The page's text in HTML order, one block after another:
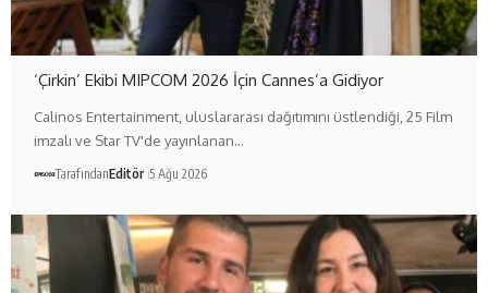
‘Çirkin’ Ekibi MIPCOM 2026 İçin Cannes’a Gidiyor
Calinos Entertainment, uluslararası dağıtımını üstlendiği, 25 Film
imzalı ve Star TV'de yayınlanan…
TarafındanEditör 5 Ağu 2026